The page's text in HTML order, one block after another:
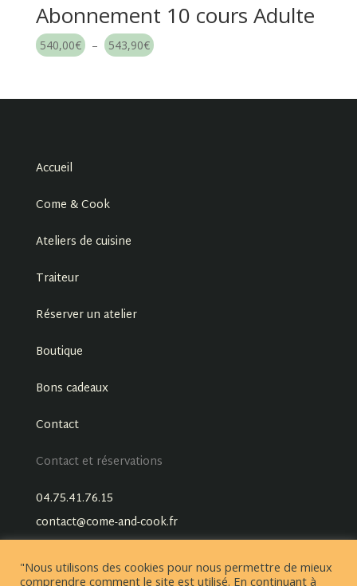
Abonnement 10 cours Adulte
540,00€ – 543,90€ Plage
540,00€
Accueil
Come & Cook
Ateliers de cuisine
Traiteur
Réserver un atelier
Boutique
Bons cadeaux
Contact
Contact et réservations
04.75.41.76.15
contact@come-and-cook.fr
"Nous utilisons des cookies pour nous permettre de mieux
comprendre comment le site est utilisé. En continuant à